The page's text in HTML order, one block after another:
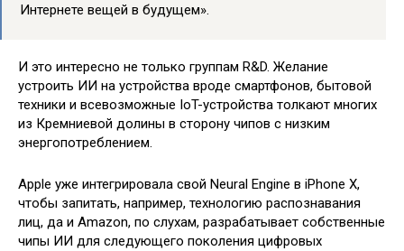
Интернете вещей в будущем».
И это интересно не только группам R&D. Желание
устроить ИИ на устройства вроде смартфонов, бытовой
техники и всевозможные IoT-устройства толкают многих
из Кремниевой долины в сторону чипов с низким
энергопотреблением.
Apple уже интегрировала свой Neural Engine в iPhone X,
чтобы запитать, например, технологию распознавания
лиц, да и Amazon, по слухам, разрабатывает собственные
чипы ИИ для следующего поколения цифровых